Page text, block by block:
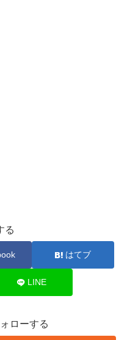
る
はてブ
LINE
ローする